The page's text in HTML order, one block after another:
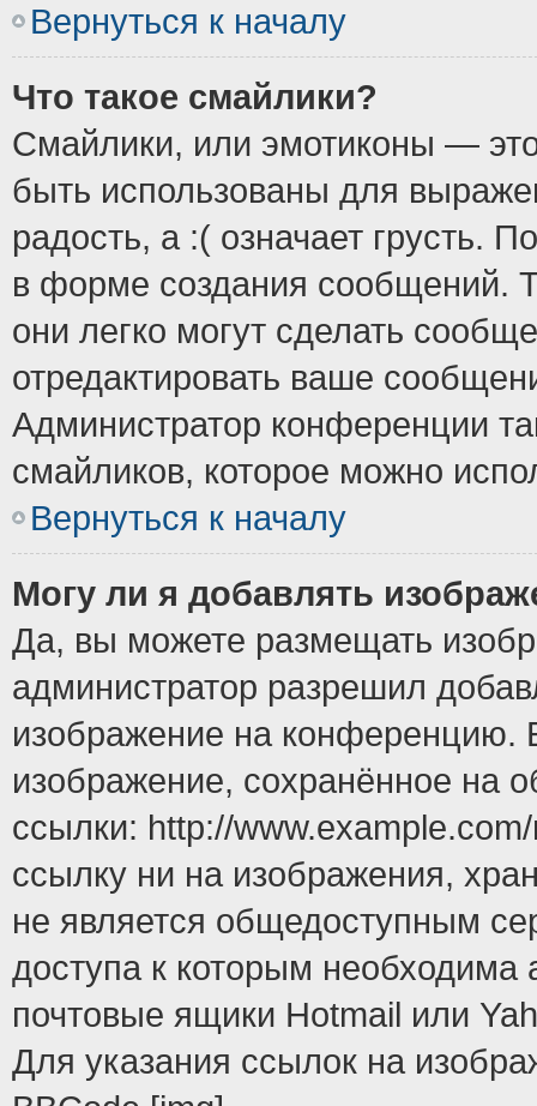
Вернуться к началу
Что такое смайлики?
Смайлики, или эмотиконы —
быть использованы для
радость, а :( означает грусть.
в форме создания сообщений.
они легко могут сделать
отредактировать ваше
Администратор конференции
смайликов, которое можно
Вернуться к началу
Могу ли я добавлять
Да, вы можете размещать
администратор разрешил
изображение на конференцию.
изображение, сохранённое на
ссылки: http://
ссылку ни на изображения,
не является общедоступным
доступа к которым
почтовые ящики Hotmail или
Для указания ссылок на